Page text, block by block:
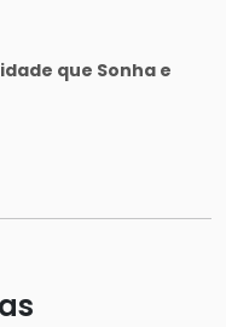
que Sonha e